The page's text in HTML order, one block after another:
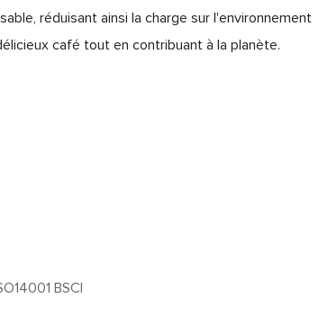
réduisant ainsi la charge sur l'environnement
café tout en contribuant à la planète.
BSCI